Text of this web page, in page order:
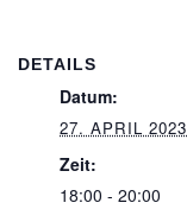
DETAILS
Datum:
27. APRIL 2023
Zeit:
18:00 - 20:00